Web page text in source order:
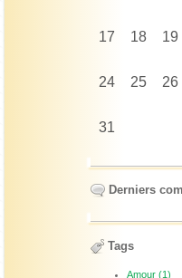
17 18 19
24 25 26
31
Derniers
Tags
Amour (1)